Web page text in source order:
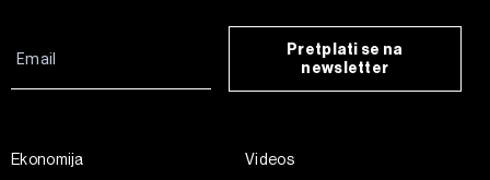
Pretplati se na
newsletter
Ekonomija
Videos